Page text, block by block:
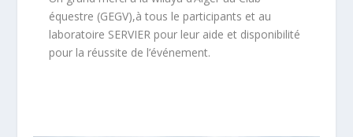
équestre (GEGV),à tous le participants et au
laboratoire SERVIER pour leur aide et disponibilité
pour la réussite de l’événement.